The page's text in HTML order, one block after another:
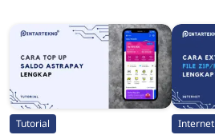
Tutorial Internet